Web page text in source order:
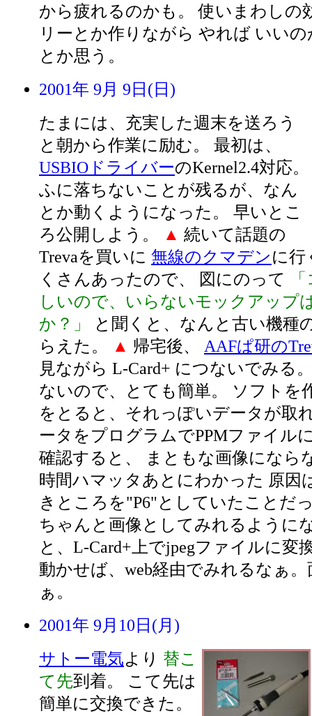
から疲れるのかも。 使いまわしの
リーとか作りながら やれば いい
とか思う。
2001年 9月 9日(日)
たまには、充実した週末を送ろう
と朝から作業に励む。 最初は、
USBIOドライバーのKernel2.4対応。
ふに落ちないことが残るが、なん
とか動くようになった。 早いとこ
ろ公開しよう。
▲ 続いて話題の
Trevaを買いに 無線のクマデンに行
くさんあったので、 図にのって
しいので、いらないモックアップ
か？」
と聞くと、なんと古い機種
らえた。
▲ 帰宅後、 AAFぱ研の
見ながら L-Card+ につないでみる
ないので、とても簡単。 ソフトを
をとると、それっぽいデータが取
ータをプログラムでPPMファイル
確認すると、 まともな画像になら
時間ハマッタあとにわかった 原因
きところを"P6"としていたことだ
ちゃんと画像としてみれるように
と、L-Card+上でjpegファイルに変
動かせば、web経由でみれるなぁ
ぁ。
2001年 9月10日(月)
サトー電気より 替こ
て先到着。 こて先は
簡単に交換できた。